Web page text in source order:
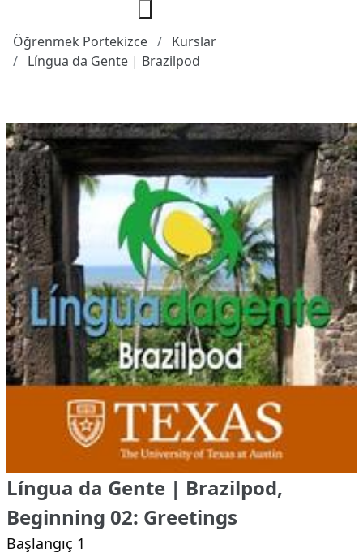
Öğrenmek Portekizce
Kurslar
Língua da Gente | Brazilpod
Língua da Gente | Brazilpod,
Beginning 02: Greetings
Başlangıç 1